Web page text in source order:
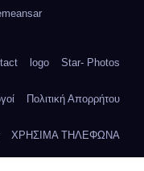
logo Star- Photos
Πολιτική Απορρήτου
ΧΡΗΣΙΜΑ ΤΗΛΕΦΩΝΑ